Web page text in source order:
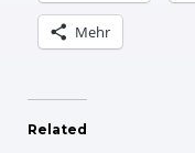
Mehr
Related